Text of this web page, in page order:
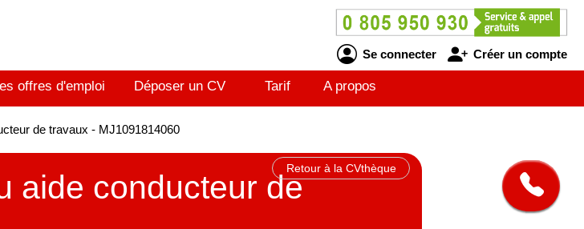
Se connecter Créer un compte
offres d'emploi Déposer un CV Tarif A propos
de travaux - MJ1091814060
Retour à la CVthèque
aide conducteur de